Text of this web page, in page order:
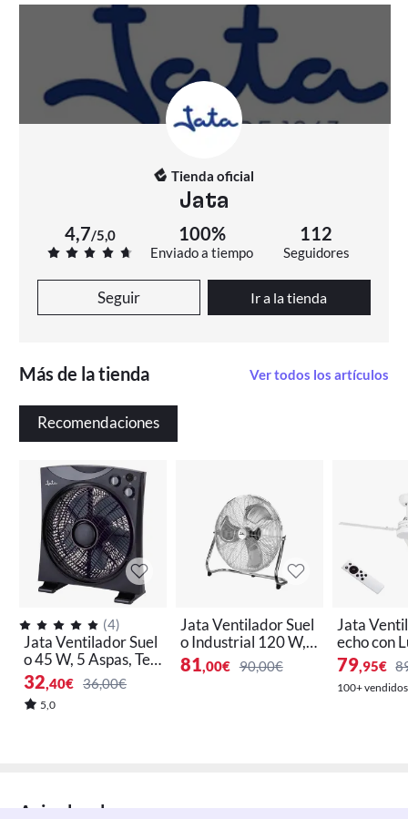
Tienda oficial
Jata
4,7/5,0 100%
Enviado a tiempo
112
Seguidores
Seguir Ir a la tienda
Más de la tienda Ver todos los artículos
Recomendaciones
(4)
Jata Ventilador Suel
o 45 W, 5 Aspas, Te
mporizador 120 mi
n, 3 Velocidades, Rej
illa Giratoria, Desco
32,40€ 36,00€
5,0
Jata Ventilador Suel
o Industrial 120 W, 3
Aspas Metálicas de
55 cm de diámetro,
81,00€ 90,00€
Jata
echo con
Bajo
m de
pas
79,95€
100+ vendidos
Aviso legal